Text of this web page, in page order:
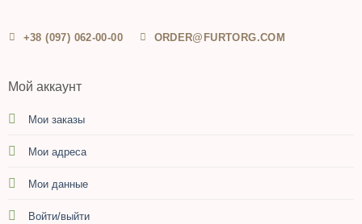
+38 (097) 062-00-00 ORDER@FURTORG.COM
Мой аккаунт
Мои заказы
Мои адреса
Мои данные
Войти/выйти